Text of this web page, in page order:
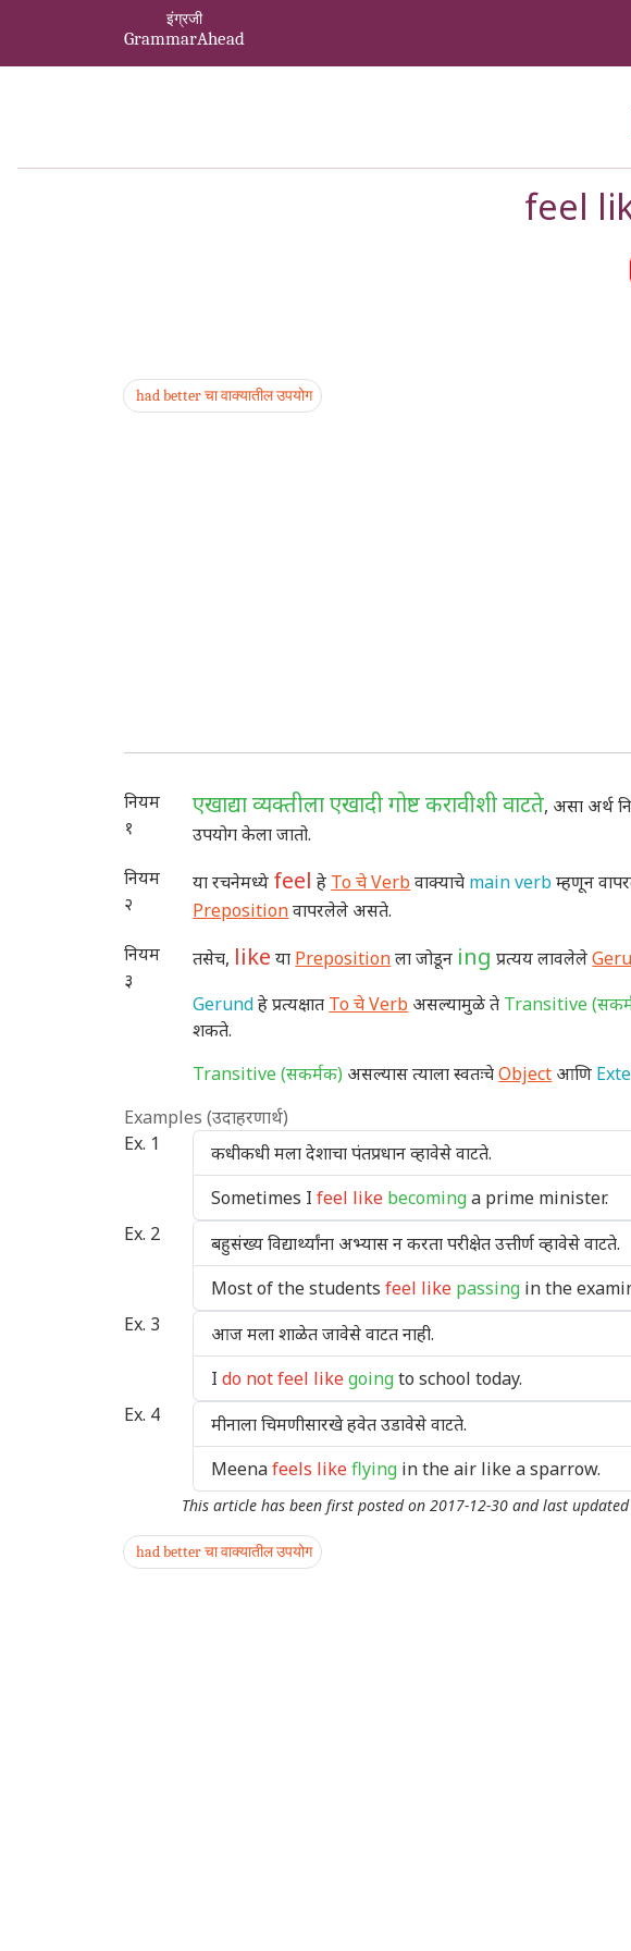
इंग्रजी
GrammarAhead
feel
had better चा वाक्यातील उपयोग
नियम
१
एखाद्या व्यक्तीला एखादी गोष्ट करावीशी वाटते, असा अर्थ
उपयोग केला जातो.
नियम
२
या रचनेमध्ये feel हे To चे Verbवाक्याचे main verbम्हणून
Prepositionवापरलेले असते.
नियम
३
तसेच, like या Prepositionला जोडून ing प्रत्यय लावलेले
Gerundहे प्रत्यक्षात To चे Verb असल्यामुळे ते Transitive
शकते.
Transitive (सकर्मक) असल्यास त्याला स्वतःचेObject आणि
Examples (उदाहरणार्थ)
Ex. 1
कधीकधी मला देशाचा पंतप्रधान व्हावेसे वाटते.
Sometimes Ifeel like becominga prime minister.
Ex. 2
बहुसंख्य विद्यार्थ्यांना अभ्यास न करता परीक्षेत उत्तीर्ण व्हावेसे वाटते.
Most of the studentsfeel like passing in the
Ex. 3
आज मला शाळेत जावेसे वाटत नाही.
Ido not feel likegoingto school today.
Ex. 4
मीनाला चिमणीसारखे हवेत उडावेसे वाटते.
Meenafeels likeflying in the air like a sparrow.
This article has been first posted on 2017-12-30 and last
had better चा वाक्यातील उपयोग